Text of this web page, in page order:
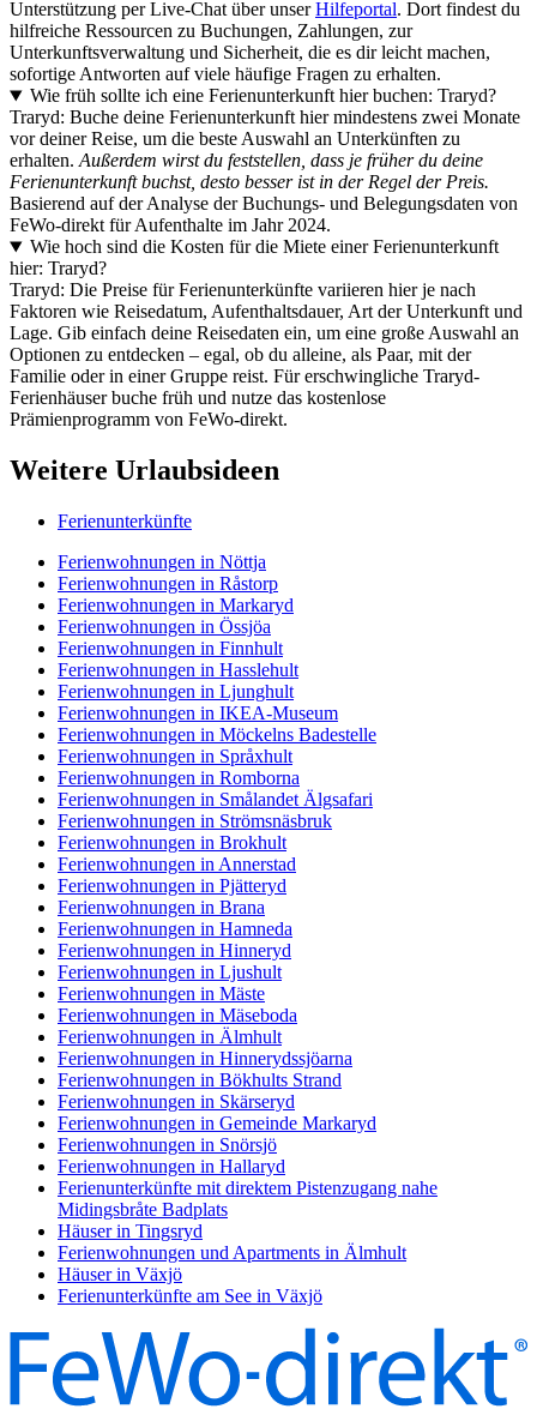
Unterstützung per Live-Chat über unserHilfeportal. Dort findest du
hilfreiche Ressourcen zu Buchungen, Zahlungen, zur
Unterkunftsverwaltung und Sicherheit, die es dir leicht machen,
sofortige Antworten auf viele häufige Fragen zu erhalten.
Wie früh sollte ich eine Ferienunterkunft hier buchen: Traryd?
Traryd: Buche deine Ferienunterkunft hier mindestens zwei Monate
vor deiner Reise, um die beste Auswahl an Unterkünften zu
erhalten. Außerdem wirst du feststellen, dass je früher du deine
Ferienunterkunft buchst, desto besser ist in der Regel der Preis.
Basierend auf der Analyse der Buchungs- und Belegungsdaten von
FeWo-direkt für Aufenthalte im Jahr 2024.
Wie hoch sind die Kosten für die Miete einer Ferienunterkunft
hier: Traryd?
Traryd: Die Preise für Ferienunterkünfte variieren hier je nach
Faktoren wie Reisedatum, Aufenthaltsdauer, Art der Unterkunft und
Lage. Gib einfach deine Reisedaten ein, um eine große Auswahl an
Optionen zu entdecken – egal, ob du alleine, als Paar, mit der
Familie oder in einer Gruppe reist. Für erschwingliche Traryd-
Ferienhäuser buche früh und nutze das kostenlose
Prämienprogramm von FeWo-direkt.
Weitere Urlaubsideen
Ferienunterkünfte
Ferienwohnungen in Nöttja
Ferienwohnungen in Råstorp
Ferienwohnungen in Markaryd
Ferienwohnungen in Össjöa
Ferienwohnungen in Finnhult
Ferienwohnungen in Hasslehult
Ferienwohnungen in Ljunghult
Ferienwohnungen in IKEA-Museum
Ferienwohnungen in Möckelns Badestelle
Ferienwohnungen in Språxhult
Ferienwohnungen in Romborna
Ferienwohnungen in Smålandet Älgsafari
Ferienwohnungen in Strömsnäsbruk
Ferienwohnungen in Brokhult
Ferienwohnungen in Annerstad
Ferienwohnungen in Pjätteryd
Ferienwohnungen in Brana
Ferienwohnungen in Hamneda
Ferienwohnungen in Hinneryd
Ferienwohnungen in Ljushult
Ferienwohnungen in Mäste
Ferienwohnungen in Mäseboda
Ferienwohnungen in Älmhult
Ferienwohnungen in Hinnerydssjöarna
Ferienwohnungen in Bökhults Strand
Ferienwohnungen in Skärseryd
Ferienwohnungen in Gemeinde Markaryd
Ferienwohnungen in Snörsjö
Ferienwohnungen in Hallaryd
Ferienunterkünfte mit direktem Pistenzugang nahe
Midingsbråte Badplats
Häuser in Tingsryd
Ferienwohnungen und Apartments in Älmhult
Häuser in Växjö
Ferienunterkünfte am See in Växjö